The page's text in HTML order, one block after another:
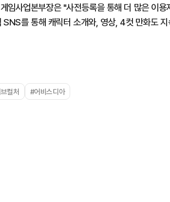
임사업본부장은 "사전등록을 통해 더 많은 이
를 통해 캐릭터 소개와, 영상, 4컷 만화도
컬처 #어비스디아